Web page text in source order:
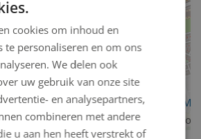
foto/streetart
van Kuno
cookies om inhoud en
te personaliseren en om ons
We delen ook
uw gebruik van onze site
en analysepartners,
combineren met andere
u aan hen heeft verstrekt of